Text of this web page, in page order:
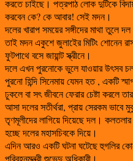
করতে চাইছে। পত্রপাঠ লোক দুটিকে
করবেন কে? কে আবার! সেই মদন।
দলের খারাপ সময়ের সঙ্গীদের মাথা তুলে
তাই মদন একুশে জুলাইের মিটিং শোনেন
ফুটপাথে বসে জায়ান্ট স্ক্রীনে।
দলে এখন পুরনোকে ভুলে যাওয়ার উৎসব
পুরনো হিন্দি সিনেমায় যেমন হত , একটি
ঢুকলে বা সৎ জীবনে ফেরার চেষ্টা করলে
আসা দলের সতীর্থরা, প্রায় সেরকম ভাবে
তৃণমূলীদের লাগিয়ে দিয়েছে দল।
হচ্ছে দলের মহাসচিবকে দিয়ে।
এদিন আরও একটি ঘটনা ঘটেছে হুগলির
পরিবহনমন্ত্রী শুভেন্দু অধিকারী।